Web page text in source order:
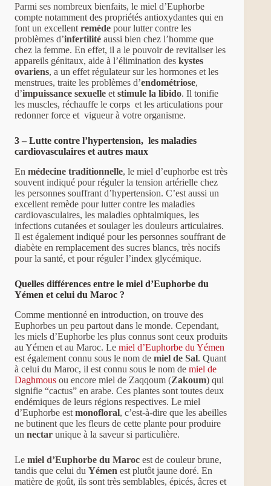
Parmi ses nombreux bienfaits, le miel d’Euphorbe
compte notamment des propriétés antioxydantes qui en
font un excellent remède pour lutter contre les
problèmes d’infertilité aussi bien chez l’homme que
chez la femme. En effet, il a le pouvoir de revitaliser les
appareils génitaux, aide à l’élimination des kystes
ovariens, a un effet régulateur sur les hormones et les
menstrues, traite les problèmes d’endométriose,
d’impuissance sexuelle et stimule la libido. Il tonifie
les muscles, réchauffe le corps et les articulations pour
redonner force et vigueur à votre organisme.
3 – Lutte contre l’hypertension, les maladies
cardiovasculaires et autres maux
En médecine traditionnelle, le miel d’euphorbe est très
souvent indiqué pour réguler la tension artérielle chez
les personnes souffrant d’hypertension. C’est aussi un
excellent remède pour lutter contre les maladies
cardiovasculaires, les maladies ophtalmiques, les
infections cutanées et soulager les douleurs articulaires.
Il est également indiqué pour les personnes souffrant de
diabète en remplacement des sucres blancs, très nocifs
pour la santé, et pour réguler l’index glycémique.
Quelles différences entre le miel d’Euphorbe du
Yémen et celui du Maroc ?
Comme mentionné en introduction, on trouve des
Euphorbes un peu partout dans le monde. Cependant,
les miels d’Euphorbe les plus connus sont ceux produits
au Yémen et au Maroc. Le miel d’Euphorbe du Yémen
est également connu sous le nom de miel de Sal. Quant
à celui du Maroc, il est connu sous le nom de miel de
Daghmous ou encore miel de Zaqqoum (Zakoum) qui
signifie “cactus” en arabe. Ces plantes sont toutes deux
endémiques de leurs régions respectives. Le miel
d’Euphorbe est monofloral, c’est-à-dire que les abeilles
ne butinent que les fleurs de cette plante pour produire
un nectar unique à la saveur si particulière.
Le miel d’Euphorbe du Maroc est de couleur brune,
tandis que celui du Yémen est plutôt jaune doré. En
matière de goût, ils sont très semblables, épicés, âcres et